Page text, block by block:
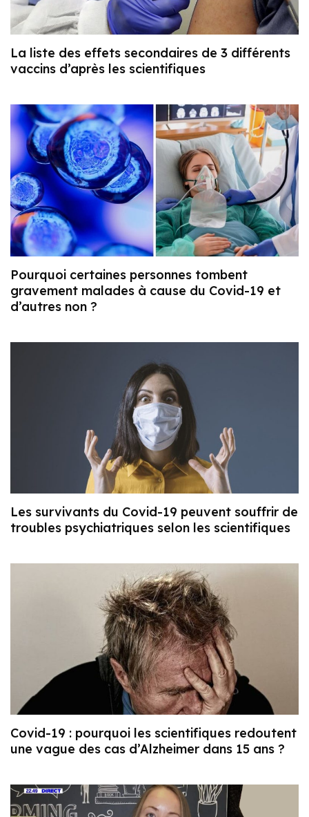
La liste des effets secondaires de 3 différents
vaccins d’après les scientifiques
Pourquoi certaines personnes tombent
gravement malades à cause du Covid-19 et
d’autres non ?
Les survivants du Covid-19 peuvent souffrir de
troubles psychiatriques selon les scientifiques
Covid-19 : pourquoi les scientifiques redoutent
une vague des cas d’Alzheimer dans 15 ans ?